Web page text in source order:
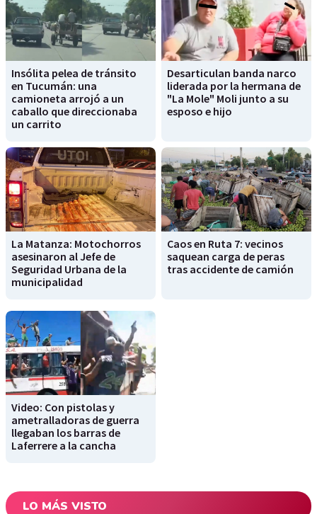
Insólita pelea de tránsito
en Tucumán: una
camioneta arrojó a un
caballo que direccionaba
un carrito
Desarticulan banda narco
liderada por la hermana de
"La Mole" Moli junto a su
esposo e hijo
La Matanza: Motochorros
asesinaron al Jefe de
Seguridad Urbana de la
municipalidad
Caos en Ruta 7: vecinos
saquean carga de peras
tras accidente de camión
Video: Con pistolas y
ametralladoras de guerra
llegaban los barras de
Laferrere a la cancha
LO MÁS VISTO